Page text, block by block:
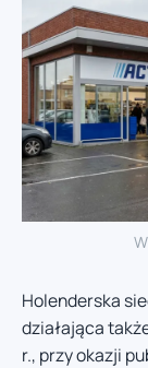
Holenderska
działająca
r., przy okazji